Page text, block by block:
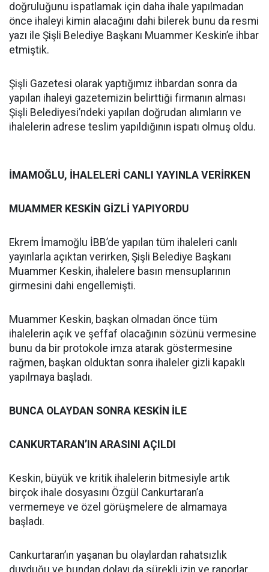
doğruluğunu ispatlamak için daha ihale yapılmadan
önce ihaleyi kimin alacağını dahi bilerek bunu da resmi
yazı ile Şişli Belediye Başkanı Muammer Keskin’e ihbar
etmiştik.
Şişli Gazetesi olarak yaptığımız ihbardan sonra da
yapılan ihaleyi gazetemizin belirttiği firmanın alması
Şişli Belediyesi’ndeki yapılan doğrudan alımların ve
ihalelerin adrese teslim yapıldığının ispatı olmuş oldu.
İMAMOĞLU, İHALELERİ CANLI YAYINLA VERİRKEN
MUAMMER KESKİN GİZLİ YAPIYORDU
Ekrem İmamoğlu İBB’de yapılan tüm ihaleleri canlı
yayınlarla açıktan verirken, Şişli Belediye Başkanı
Muammer Keskin, ihalelere basın mensuplarının
girmesini dahi engellemişti.
Muammer Keskin, başkan olmadan önce tüm
ihalelerin açık ve şeffaf olacağının sözünü vermesine
bunu da bir protokole imza atarak göstermesine
rağmen, başkan olduktan sonra ihaleler gizli kapaklı
yapılmaya başladı.
BUNCA OLAYDAN SONRA KESKİN İLE
CANKURTARAN’IN ARASINI AÇILDI
Keskin, büyük ve kritik ihalelerin bitmesiyle artık
birçok ihale dosyasını Özgül Cankurtaran’a
vermemeye ve özel görüşmelere de almamaya
başladı.
Cankurtaran’ın yaşanan bu olaylardan rahatsızlık
duyduğu ve bundan dolayı da sürekli izin ve raporlar